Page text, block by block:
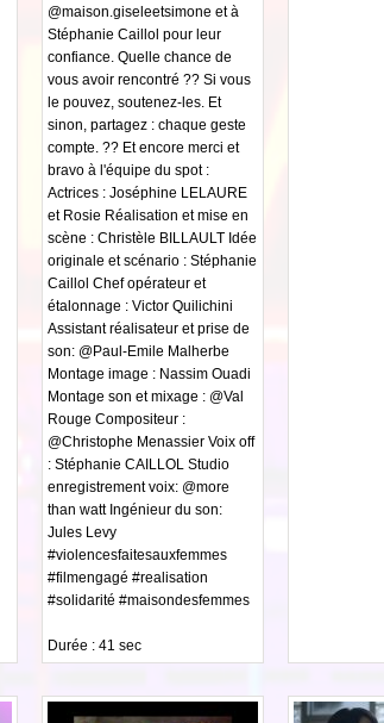
@maison.giseleetsimone et à
Stéphanie Caillol pour leur
confiance. Quelle chance de
vous avoir rencontré ?? Si vous
le pouvez, soutenez-les. Et
sinon, partagez : chaque geste
compte. ?? Et encore merci et
bravo à l'équipe du spot :
Actrices : Joséphine LELAURE
et Rosie Réalisation et mise en
scène : Christèle BILLAULT Idée
originale et scénario : Stéphanie
Caillol Chef opérateur et
étalonnage : Victor Quilichini
Assistant réalisateur et prise de
son: @Paul-Emile Malherbe
Montage image : Nassim Ouadi
Montage son et mixage : @Val
Rouge Compositeur :
@Christophe Menassier Voix off
: Stéphanie CAILLOL Studio
enregistrement voix: @more
than watt Ingénieur du son:
Jules Levy
#violencesfaitesauxfemmes
#filmengagé #realisation
#solidarité #maisondesfemmes
Durée : 41 sec